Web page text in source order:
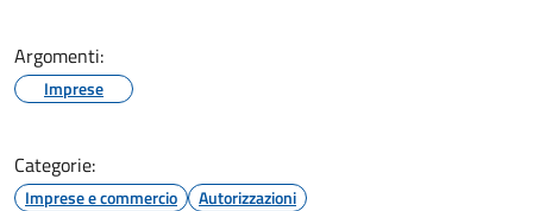
Argomenti:
Imprese
Categorie:
Imprese e commercio Autorizzazioni